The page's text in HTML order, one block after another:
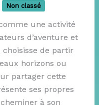
Non classé
une activité
d’aventure et
choisisse de partir
horizons ou
partager cette
ses propres
à son